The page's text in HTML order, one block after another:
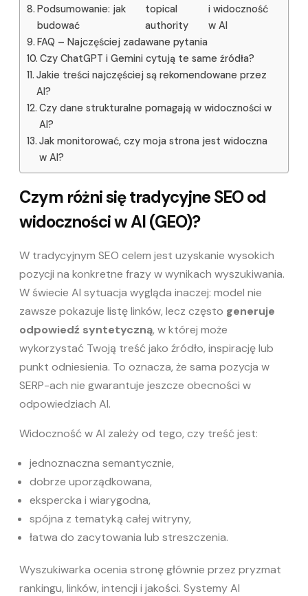
Podsumowanie: jak
budować
topical
authority
i widoczność
w AI
FAQ – Najczęściej zadawane pytania
Czy ChatGPT i Gemini cytują te same źródła?
Jakie treści najczęściej są rekomendowane przez
AI?
Czy dane strukturalne pomagają w widoczności w
AI?
Jak monitorować, czy moja strona jest widoczna
w AI?
Czym różni się tradycyjne SEO od
widoczności w AI (GEO)?
W tradycyjnym SEO celem jest uzyskanie wysokich
pozycji na konkretne frazy w wynikach wyszukiwania.
W świecie AI sytuacja wygląda inaczej: model nie
zawsze pokazuje listę linków, lecz często generuje
odpowiedź syntetyczną, w której może
wykorzystać Twoją treść jako źródło, inspirację lub
punkt odniesienia. To oznacza, że sama pozycja w
SERP-ach nie gwarantuje jeszcze obecności w
odpowiedziach AI.
Widoczność w AI zależy od tego, czy treść jest:
jednoznaczna semantycznie,
dobrze uporządkowana,
ekspercka i wiarygodna,
spójna z tematyką całej witryny,
łatwa do zacytowania lub streszczenia.
Wyszukiwarka ocenia stronę głównie przez pryzmat
rankingu, linków, intencji i jakości. Systemy AI